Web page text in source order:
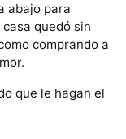
abajo para
quedó sin
comprando a
que le hagan el